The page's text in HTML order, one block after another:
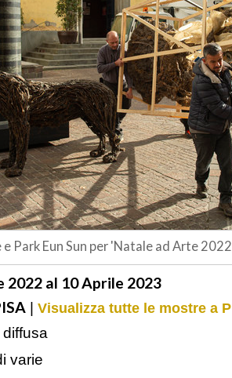
e Park Eun Sun per 'Natale ad Arte
2022 al 10 Aprile 2023
| Visualizza tutte le mostre a
varie